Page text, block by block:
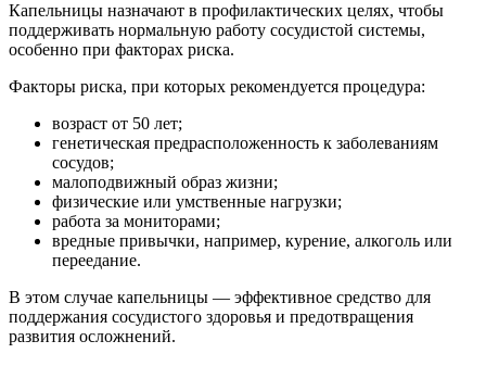
Капельницы назначают в профилактических целях, чтобы
поддерживать нормальную работу сосудистой системы,
особенно при факторах риска.
Факторы риска, при которых рекомендуется процедура:
возраст от 50 лет;
генетическая предрасположенность к заболеваниям
сосудов;
малоподвижный образ жизни;
физические или умственные нагрузки;
работа за мониторами;
вредные привычки, например, курение, алкоголь или
переедание.
В этом случае капельницы — эффективное средство для
поддержания сосудистого здоровья и предотвращения
развития осложнений.